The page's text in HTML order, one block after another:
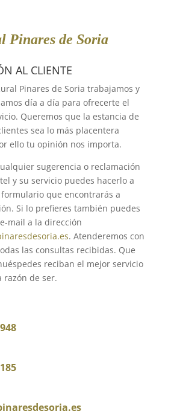
Pinares de Soria
AL CLIENTE
Pinares de Soria trabajamos y
día a día para ofrecerte el
Queremos que la estancia de
sea lo más placentera
ello tu opinión nos importa.
sugerencia o reclamación
y su servicio puedes hacerlo a
que encontrarás a
Si lo prefieres también puedes
mail a la dirección
. Atenderemos con
las consultas recibidas. Que
reciban el mejor servicio
razón de ser.